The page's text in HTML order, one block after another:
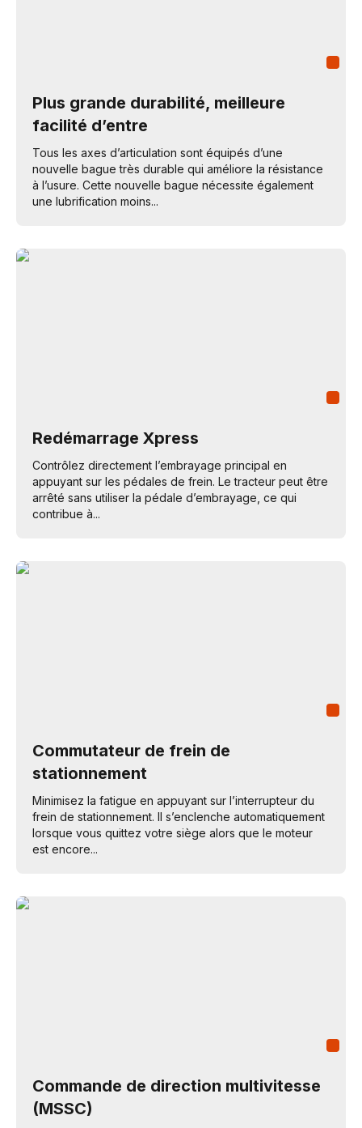
Plus grande durabilité, meilleure
facilité d’entre
Tous les axes d’articulation sont équipés d’une
nouvelle bague très durable qui améliore la résistance
à l’usure. Cette nouvelle bague nécessite également
une lubrification moins...
Redémarrage Xpress
Contrôlez directement l’embrayage principal en
appuyant sur les pédales de frein. Le tracteur peut être
arrêté sans utiliser la pédale d’embrayage, ce qui
contribue à...
Commutateur de frein de
stationnement
Minimisez la fatigue en appuyant sur l’interrupteur du
frein de stationnement. Il s’enclenche automatiquement
lorsque vous quittez votre siège alors que le moteur
est encore...
Commande de direction multivitesse
(MSSC)